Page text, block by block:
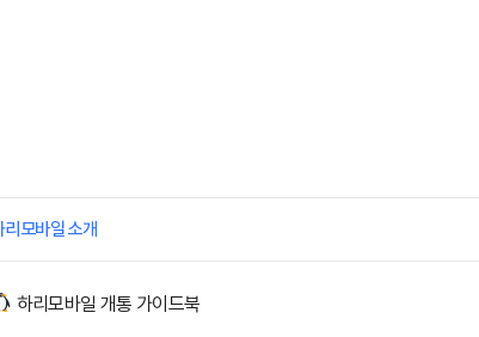
리모바일 소개
하리모바일 개통 가이드북